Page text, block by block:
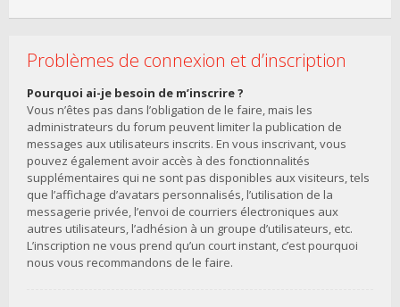
Problèmes de connexion et d’inscription
Pourquoi ai-je besoin de m’inscrire ?
Vous n’êtes pas dans l’obligation de le faire, mais les
administrateurs du forum peuvent limiter la publication de
messages aux utilisateurs inscrits. En vous inscrivant, vous
pouvez également avoir accès à des fonctionnalités
supplémentaires qui ne sont pas disponibles aux visiteurs, tels
que l’affichage d’avatars personnalisés, l’utilisation de la
messagerie privée, l’envoi de courriers électroniques aux
autres utilisateurs, l’adhésion à un groupe d’utilisateurs, etc.
L’inscription ne vous prend qu’un court instant, c’est pourquoi
nous vous recommandons de le faire.